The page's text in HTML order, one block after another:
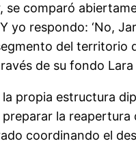
se comparó
yo respondo: ‘No,
del territorio
de su fondo Lara
propia estructura
preparar la
coordinando el